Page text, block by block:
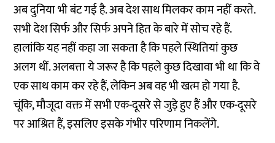
अब दुनिया भी बंट गई है. अब देश साथ मिलकर काम नहीं करते.
सभी देश सिर्फ और सिर्फ अपने हित के बारे में सोच रहे हैं.
हालांकि यह नहीं कहा जा सकता है कि पहले स्थितियां कुछ
अलग थीं. अलबत्ता ये जरूर है कि पहले कुछ दिखावा भी था कि वे
एक साथ काम कर रहे हैं, लेकिन अब वह भी खत्म हो गया है.
चूंकि, मौजूदा वक्त में सभी एक-दूसरे से जुड़े हुए हैं और एक-दूसरे
पर आश्रित हैं, इसलिए इसके गंभीर परिणाम निकलेंगे.